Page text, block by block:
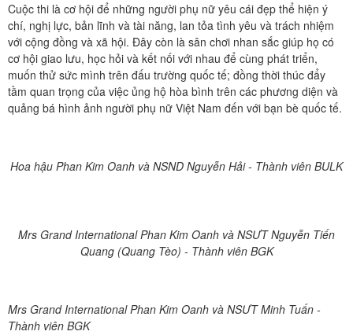
Cuộc thi là cơ hội để những người phụ nữ yêu cái đẹp thể hiện ý
chí, nghị lực, bản lĩnh và tài năng, lan tỏa tình yêu và trách nhiệm
với cộng đồng và xã hội. Đây còn là sân chơi nhan sắc giúp họ có
cơ hội giao lưu, học hỏi và kết nối với nhau để cùng phát triển,
muốn thử sức mình trên đấu trường quốc tế; đồng thời thúc đẩy
tầm quan trọng của việc ủng hộ hòa bình trên các phương diện và
quảng bá hình ảnh người phụ nữ Việt Nam đến với bạn bè quốc tế.
Hoa hậu Phan Kim Oanh và NSND Nguyễn Hải - Thành viên BULK
Mrs Grand InternationalPhan Kim Oanh và NSƯT Nguyễn Tiến
Quang (Quang Tèo) - Thành viên BGK
Mrs Grand InternationalPhan Kim Oanh và NSƯT Minh Tuấn -
Thành viên BGK